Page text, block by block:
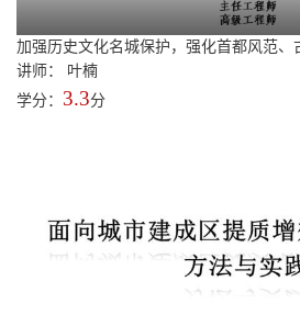
讲师： 叶楠
学分： 3.3分